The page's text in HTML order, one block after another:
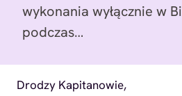
wykonania wyłącznie w
podczas…
Drodzy Kapitanowie,